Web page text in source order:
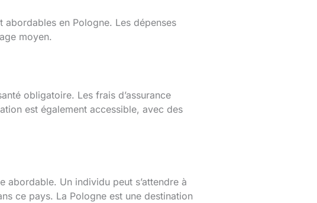
abordables en Pologne. Les dépenses
moyen.
obligatoire. Les frais d’assurance
est également accessible, avec des
Un individu peut s’attendre à
ce pays. La Pologne est une destination